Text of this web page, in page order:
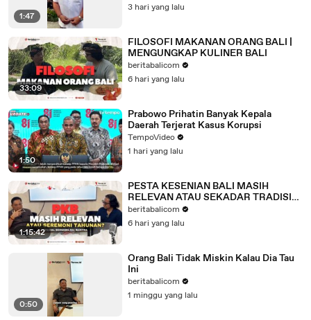
1:47
3 hari yang lalu
33:09
FILOSOFI MAKANAN ORANG BALI |
MENGUNGKAP KULINER BALI
beritabalicom
6 hari yang lalu
1:50
Prabowo Prihatin Banyak Kepala
Daerah Terjerat Kasus Korupsi
TempoVideo
1 hari yang lalu
1:15:42
PESTA KESENIAN BALI MASIH
RELEVAN ATAU SEKADAR TRADISI
TAHUNAN BERSAMA RAI MANTRA
beritabalicom
6 hari yang lalu
0:50
Orang Bali Tidak Miskin Kalau Dia Tau
Ini
beritabalicom
1 minggu yang lalu